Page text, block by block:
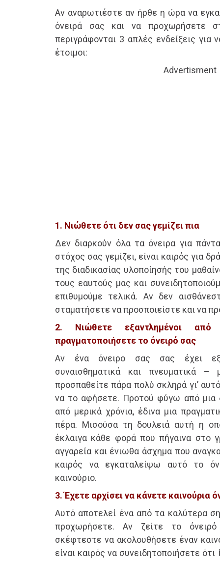
Αν αναρωτιέστε αν ήρθε η ώρα να
όνειρά σας και να προχωρήσετε
περιγράφονται 3 απλές ενδείξεις για
έτοιμοι:
Advertisment
1. Νιώθετε ότι δεν σας γεμίζει πια
Δεν διαρκούν όλα τα όνειρα για
στόχος σας γεμίζει, είναι καιρός για
της διαδικασίας υλοποίησής του
τους εαυτούς μας και
επιθυμούμε τελικά. Αν δεν
σταματήσετε να προσποιείστε και να
2. Νιώθετε εξαντλημένοι
πραγματοποιήσετε το όνειρό σας
Αν ένα όνειρο σας σας έχει
συναισθηματικά και πνευματικά
προσπαθείτε πάρα πολύ σκληρά γι’
να το αφήσετε. Προτού φύγω από μια
από μερικά χρόνια, έδινα μια
πέρα. Μισούσα τη δουλειά αυτή η
έκλαιγα κάθε φορά που πήγαινα στο
αγγαρεία και ένιωθα άσχημα που
καιρός να εγκαταλείψω αυτό το
καινούριο.
3. Έχετε αρχίσει να κάνετε καινούρια
Αυτό αποτελεί ένα από τα καλύτερα
προχωρήσετε. Αν ζείτε το
σκέφτεστε να ακολουθήσετε έναν
είναι καιρός να συνειδητοποιήσετε